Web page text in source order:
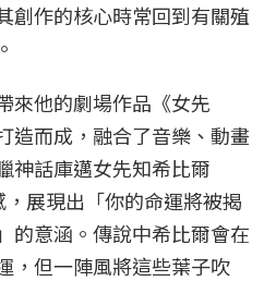
創作的核心時常回到有關殖
來他的劇場作品《女先
造而成，融合了音樂、動畫
神話庫邁女先知希比爾
，展現出「你的命運將被揭
的意涵。傳說中希比爾會在
，但一陣風將這些葉子吹